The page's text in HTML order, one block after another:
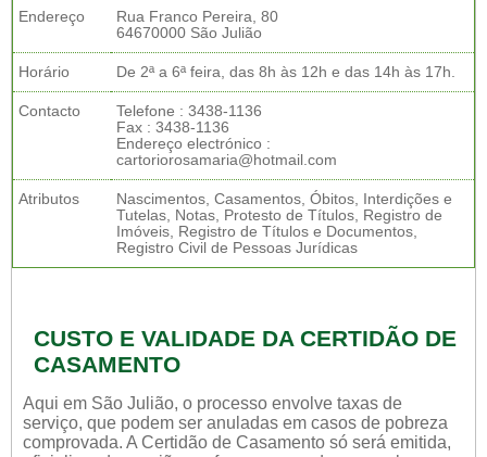
Endereço
Rua Franco Pereira, 80
64670000 São Julião
Horário De 2ª a 6ª feira, das 8h às 12h e das 14h às 17h.
Contacto
Telefone : 3438-1136
Fax : 3438-1136
Endereço electrónico :
cartoriorosamaria@hotmail.com
Atributos
Nascimentos, Casamentos, Óbitos, Interdições e
Tutelas, Notas, Protesto de Títulos, Registro de
Imóveis, Registro de Títulos e Documentos,
Registro Civil de Pessoas Jurídicas
CUSTO E VALIDADE DA CERTIDÃO DE
CASAMENTO
Aqui em São Julião, o processo envolve taxas de
serviço, que podem ser anuladas em casos de pobreza
comprovada. A Certidão de Casamento só será emitida,